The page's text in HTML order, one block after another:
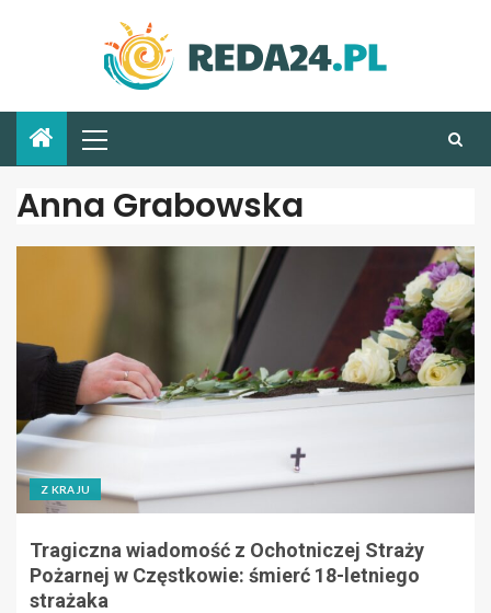
Anna Grabowska
Z KRAJU
Tragiczna wiadomość z Ochotniczej Straży
Pożarnej w Częstkowie: śmierć 18-letniego
strażaka